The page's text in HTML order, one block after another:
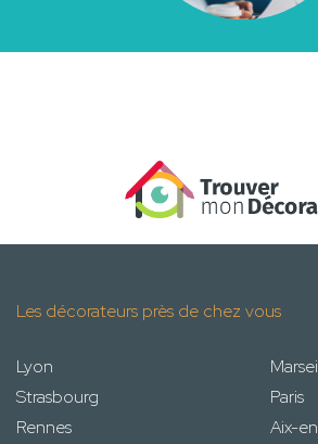
Les décorateurs près de chez vous
Lyon
Strasbourg
Paris
Rennes
Aix-